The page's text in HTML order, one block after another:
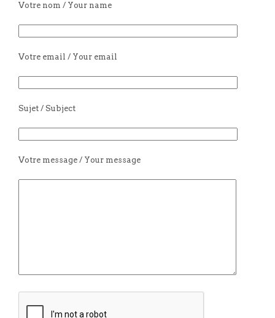
Votre nom / Your name
Votre email / Your email
Sujet / Subject
Votre message / Your message